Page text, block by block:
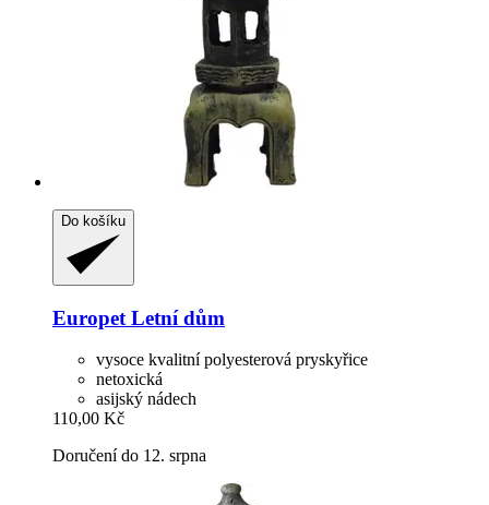
Do košíku
Europet Letní dům
vysoce kvalitní polyesterová pryskyřice
netoxická
asijský nádech
110,00 Kč
Doručení do 12. srpna